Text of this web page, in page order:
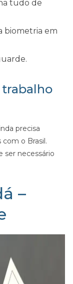
tudo de
biometria em
precisa
o Brasil.
ser necessário
–